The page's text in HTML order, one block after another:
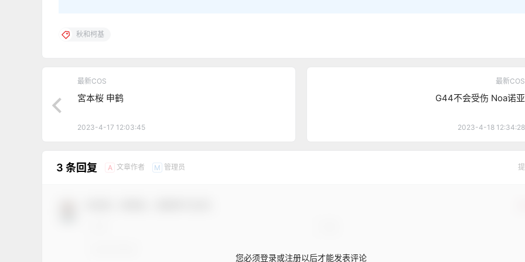
秋和柯基
最新COS
宮本桜 申鹤
2023-4-17 12:03:45
最新COS
G44不会受伤 Noa诺亚
2023-4-18 12:34:28
3 条回复 A 文章作者 M 管理员
您必须登录或注册以后才能发表评论